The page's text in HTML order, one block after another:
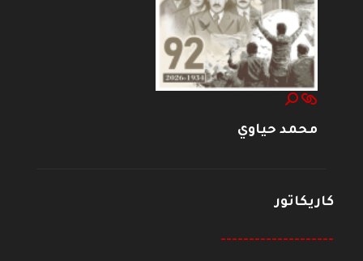
محمد حياوي
كاريكاتور
--------------------